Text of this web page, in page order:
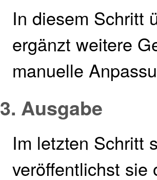
In diesem Schritt
ergänzt weitere
manuelle
3. Ausgabe
Im letzten Schritt
veröffentlichst sie